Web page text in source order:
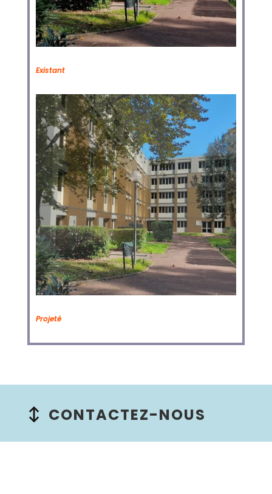
Existant
Projeté
CONTACTEZ-NOUS